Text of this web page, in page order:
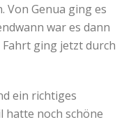
Von Genua ging es
war es dann
ging jetzt durch
ein richtiges
hatte noch schöne